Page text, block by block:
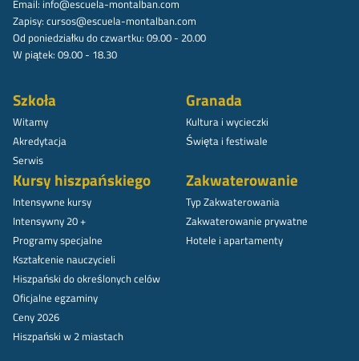
Email: info@escuela-montalban.com
Zapisy: cursos@escuela-montalban.com
Od poniedziałku do czwartku: 09.00 - 20.00
W piątek: 09.00 - 18.30
Szkoła
Witamy
Akredytacja
Serwis
Granada
Kultura i wycieczki
Święta i festiwale
Kursy hiszpańskiego
Intensywne kursy
Intensywny 20 +
Programy specjalne
Kształcenie nauczycieli
Hiszpański do określonych celów
Oficjalne egzaminy
Ceny 2026
Hiszpański w 2 miastach
Zakwaterowanie
Typ Zakwaterowania
Zakwaterowanie prywatne
Hotele i apartamenty